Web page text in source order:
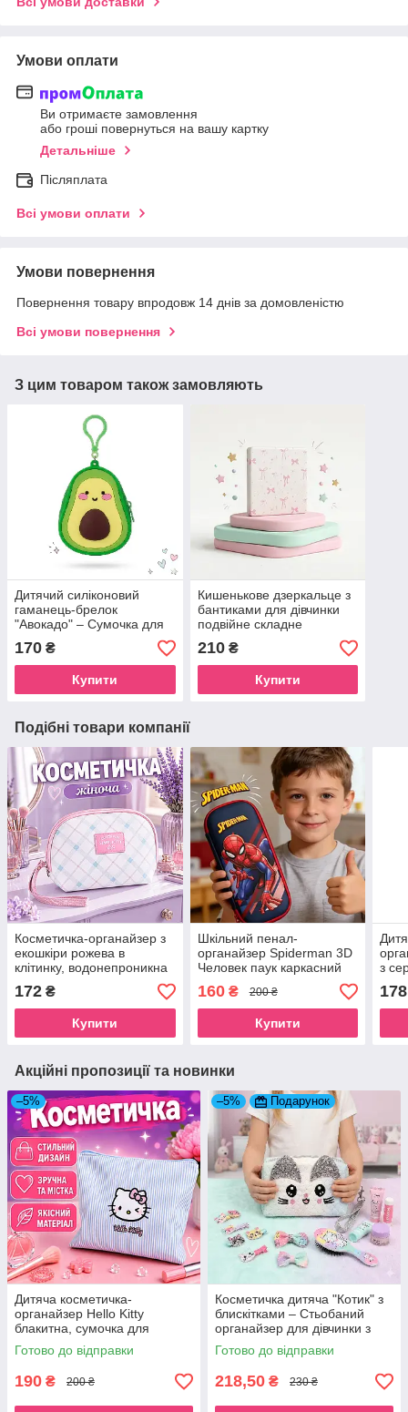
Умови оплати
Ви отримаєте замовлення
або гроші повернуться на вашу картку
Детальніше
Післяплата
Всі умови оплати
Умови повернення
Повернення товару впродовж 14 днів за домовленістю
Всі умови повернення
З цим товаром також замовляють
Дитячий силіконовий
гаманець-брелок
"Авокадо" – Сумочка для
навушників та грошей на
рюкзак
170 ₴
Купити
Кишенькове дзеркальце з
бантиками для дівчинки
подвійне складне
компактне для сумочки
210₴
Купити
Подібні товари компанії
Косметичка-органайзер з
екошкіри рожева в
клітинку, водонепроникна
блискавці з ремінцем
172 ₴
Купити
Шкільний пенал-
органайзер Spiderman 3D
Человек паук каркасний
для школи для канцелярії,
ручок та олівців на
блискавці для хлопчика
160₴ 200 ₴
Купити
з
178
Акційні пропозиції та новинки
–5%
Дитяча косметичка-
органайзер Hello Kitty
блакитна, сумочка для
девочек Хэллоу Кітті
Готово до відправки
190 ₴ 200 ₴
–5% Подарунок
Косметичка дитяча "Котик" з
блискітками – Стьобаний
органайзер для дівчинки з
ремінцем м'ятний
Готово до відправки
218,50 ₴ 230 ₴